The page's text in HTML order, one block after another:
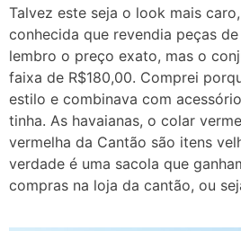
Talvez este seja o look mais
conhecida que revendia peças
lembro o preço exato, mas o
faixa de R$180,00. Comprei
estilo e combinava com
tinha. As havaianas, o colar
vermelha da Cantão são itens
verdade é uma sacola que
compras na loja da cantão, ou